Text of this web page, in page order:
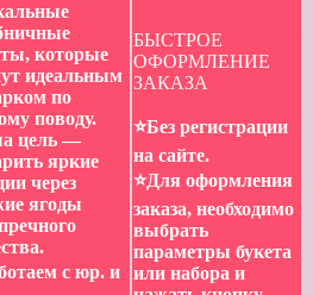
которые
идеальным
по
поводу.
цель —
яркие
через
ягоды
с юр. и
БЫСТРОЕ
ОФОРМЛЕНИЕ
ЗАКАЗА
⭐️Без регистрации
на сайте.
⭐️Для оформления
заказа, необходимо
выбрать
параметры букета
или набора и